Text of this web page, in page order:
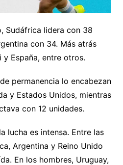
Sudáfrica lidera con 38
con 34. Más atrás
y España, entre otros.
permanencia lo encabezan
y Estados Unidos, mientras
con 12 unidades.
lucha es intensa. Entre las
Argentina y Reino Unido
En los hombres, Uruguay,